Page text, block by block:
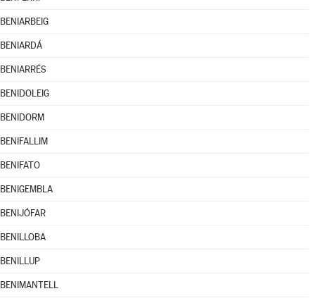
BENIARBEIG
BENIARDÁ
BENIARRÉS
BENIDOLEIG
BENIDORM
BENIFALLIM
BENIFATO
BENIGEMBLA
BENIJÓFAR
BENILLOBA
BENILLUP
BENIMANTELL